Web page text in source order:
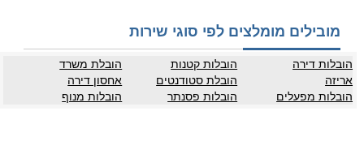
מובילים מומלצים לפי סוגי שירות
הובלות דירה הובלות קטנות
הובלת משרד
אריזה
הובלת סטודנטים
אחסון דירה
הובלות מפעלים
הובלות פסנתר הובלות מנוף